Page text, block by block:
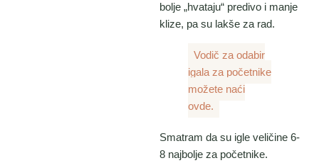
bolje „hvataju“ predivo i manje
klize, pa su lakše za rad.
Vodič za odabir
igala za početnike
možete naći
ovde.
Smatram da su igle veličine 6-
8 najbolje za početnike.